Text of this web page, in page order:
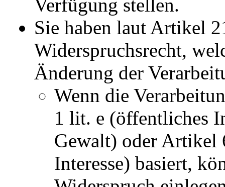
Verfügung stellen.
Sie haben laut Artikel
Widerspruchsrecht,
Änderung der
Wenn die
1 lit. e (öffentliches
Gewalt) oder Artikel
Interesse) basiert,